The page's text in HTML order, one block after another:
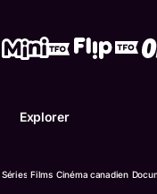
Explorer
Séries Films Cinéma canadien
Confidentialité
langue française de